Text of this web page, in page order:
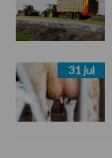
31 jul